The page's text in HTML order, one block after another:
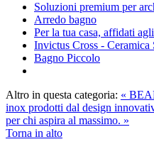
Soluzioni premium per
Arredo bagno
Per la tua casa, affidati
Invictus Cross - Ceramica
Bagno Piccolo
Altro in questa categoria: «
inox prodotti dal design
per chi aspira al massimo. »
Torna in alto